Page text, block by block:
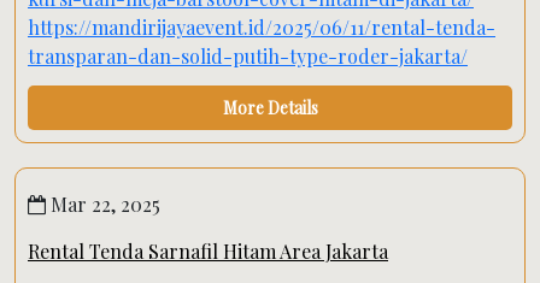
https://mandirijayaevent.id/2025/06/11/rental-tenda-
transparan-dan-solid-putih-type-roder-jakarta/
More Details
Mar 22, 2025
Rental Tenda Sarnafil Hitam Area Jakarta